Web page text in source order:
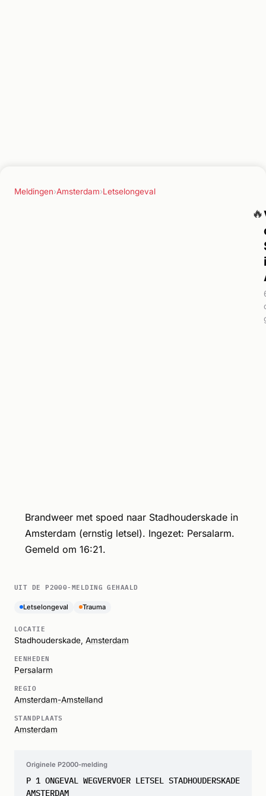
Meldingen›Amsterdam›Letselongeval
🔥
Brandweer met spoed naar Stadhouderskade in
Amsterdam (ernstig letsel). Ingezet: Persalarm.
Gemeld om 16:21.
UIT DE P2000-MELDING GEHAALD
Letselongeval Trauma
LOCATIE
Stadhouderskade, Amsterdam
EENHEDEN
Persalarm
REGIO
Amsterdam-Amstelland
STANDPLAATS
Amsterdam
Originele P2000-melding
P 1 ONGEVAL WEGVERVOER LETSEL STADHOUDERSKADE
AMSTERDAM